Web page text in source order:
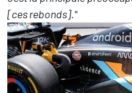
[ces rebonds]."